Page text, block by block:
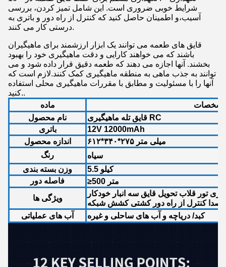
شرایط خوبی ضروری است. این شامل تمیز کردن، بررسی
آسیب،و اطمینان حاصل کنید که کنترل از راه دور و باتری به
درستی کار می کنند.
قایق های طعمه می توانند یک ابزار ارزشمند برای ماهیگیران
باشند که می خواهند کارایی و دقت ماهیگیری خود را بهبود
بخشند. آنها اجازه می دهند که طعمه دقیق قرار داده شود و می
توانند به جذب ماهی به منطقه ماهیگیری کمک کنند.لازم است که
آنها را با مسئولیت و مطابق با مقررات ماهیگیری محلی استفاده
کنید..
ماده
نام محصول
قایق تله ماهیگیری RC
باتری
12V 12000mAh
اندازه محصول
۶۱۲*۳۴۰*۲۷۵ میلی متر
رنگ
سیاه
وزن بسته بندی
5.5 کیلو
فاصله دور
≥500 متر
ویژگی ها
500 متر ماهیگیری تور قلاب تحویل قایق سه انبار خودکار
صدا کنترل از راه دور کشتی کشش شبکه
آب های عملیاتی
کبد/ دریاچه و آب های ساحلی و غیره